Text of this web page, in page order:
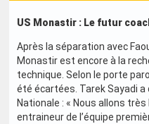
US Monastir : Le futur
Après la séparation avec
Monastir est encore à la
technique. Selon le porte
été écartées. Tarek Sayadi a
Nationale : « Nous allons
entraineur de l’équipe